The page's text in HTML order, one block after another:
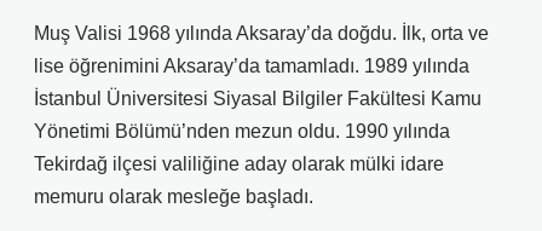
Muş Valisi 1968 yılında Aksaray’da doğdu. İlk, orta ve
lise öğrenimini Aksaray’da tamamladı. 1989 yılında
İstanbul Üniversitesi Siyasal Bilgiler Fakültesi Kamu
Yönetimi Bölümü’nden mezun oldu. 1990 yılında
Tekirdağ ilçesi valiliğine aday olarak mülki idare
memuru olarak mesleğe başladı.